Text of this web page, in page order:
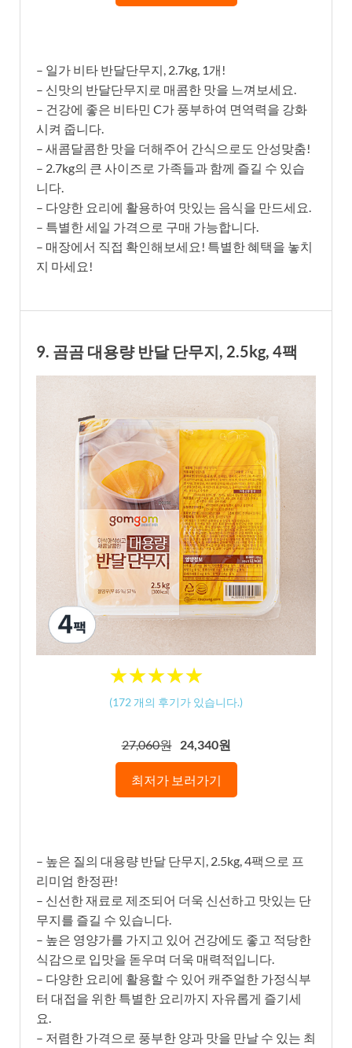
– 일가 비타 반달단무지, 2.7kg, 1개!
– 신맛의 반달단무지로 매콤한 맛을 느껴보세요.
– 건강에 좋은 비타민 C가 풍부하여 면역력을 강화
시켜 줍니다.
– 새콤달콤한 맛을 더해주어 간식으로도 안성맞춤!
– 2.7kg의 큰 사이즈로 가족들과 함께 즐길 수 있습
니다.
– 다양한 요리에 활용하여 맛있는 음식을 만드세요.
– 특별한 세일 가격으로 구매 가능합니다.
– 매장에서 직접 확인해보세요! 특별한 혜택을 놓치
지 마세요!
9. 곰곰 대용량 반달 단무지, 2.5kg, 4팩
★★★★★
★★★★★
(172 개의 후기가 있습니다.)
27,060원 24,340원
최저가 보러가기
– 높은 질의 대용량 반달 단무지, 2.5kg, 4팩으로 프
리미엄 한정판!
– 신선한 재료로 제조되어 더욱 신선하고 맛있는 단
무지를 즐길 수 있습니다.
– 높은 영양가를 가지고 있어 건강에도 좋고 적당한
식감으로 입맛을 돋우며 더욱 매력적입니다.
– 다양한 요리에 활용할 수 있어 캐주얼한 가정식부
터 대접을 위한 특별한 요리까지 자유롭게 즐기세
요.
– 저렴한 가격으로 풍부한 양과 맛을 만날 수 있는 최